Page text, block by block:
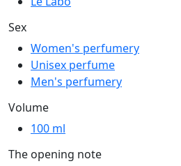
Sex
Women's perfumery
Unisex perfume
Men's perfumery
Volume
100 ml
The opening note